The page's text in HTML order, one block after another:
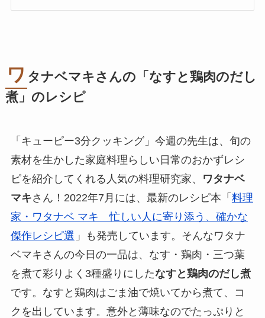
ワ タナベマキさんの「なすと鶏肉のだし
煮」のレシピ
「キューピー3分クッキング」今週の先生は、旬の
素材を生かした家庭料理らしい日常のおかずレシ
ピを紹介してくれる人気の料理研究家、
ワタナベ
マキさん！2022年7月には、最新のレシピ本「 料理
家・ワタナベ マキ 忙しい人に寄り添う、確かな
傑作レシピ選 」も発売しています。そんなワタナ
ベマキさんの今日の一品は、なす・鶏肉・三つ葉
を煮て彩りよく3種盛りにしたなすと鶏肉のだし煮
です。なすと鶏肉はごま油で焼いてから煮て、コ
クを出しています。意外と薄味なのでたっぷりと